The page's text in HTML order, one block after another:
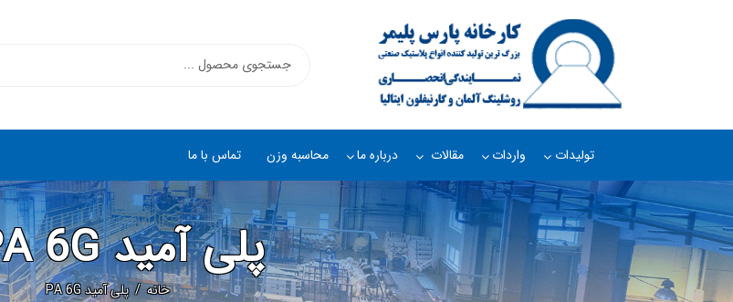
تولیدات واردات مقالات درباره ما محاسبه وزن تماس با ما
پلی آمید PA 6G
خانه پلی آمید PA 6G